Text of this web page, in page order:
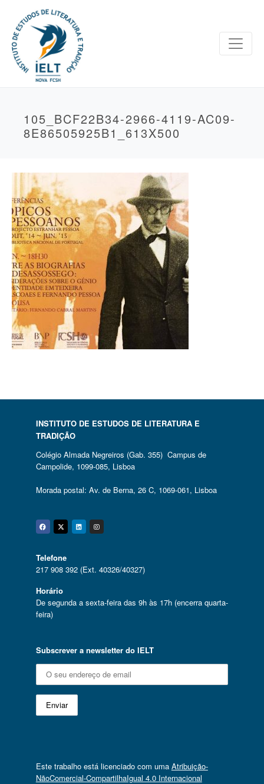
105_BCF22B34-2966-4119-AC09-
8E86505925B1_613X500
INSTITUTO DE ESTUDOS DE LITERATURA E
TRADIÇÃO
Colégio Almada Negreiros (Gab. 355) Campus de
Campolide, 1099-085, Lisboa
Morada postal: Av. de Berna, 26 C, 1069-061, Lisboa
Facebook
Twitter
Linkedin
Instagram
Telefone
217 908 392 (Ext. 40326/40327)
Horário
De segunda a sexta-feira das 9h às 17h (encerra quarta-
feira)
Subscrever a newsletter do IELT
Este trabalho está licenciado com uma Atribuição-
NãoComercial-CompartilhaIgual 4.0 Internacional